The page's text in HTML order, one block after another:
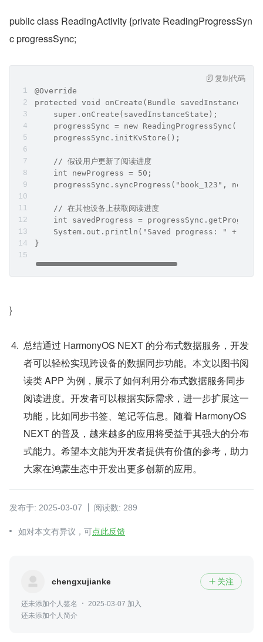
public class ReadingActivity {private ReadingProgressSyn
c progressSync;
@Override
protected void onCreate(Bundle
    super.onCreate(savedInstanceState);
    progressSync = new ReadingProgressSync();
    progressSync.initKvStore();
    // 假设用户更新了阅读进度
    int newProgress = 50;
progressSync.syncProgress("book_123",
    // 在其他设备上获取阅读进度
int savedProgress =
System.out.println("Saved progress: " +
}
复制代码
}
总结通过 HarmonyOS NEXT 的分布式数据服务，开发
者可以轻松实现跨设备的数据同步功能。本文以图书阅
读类 APP 为例，展示了如何利用分布式数据服务同步
阅读进度。开发者可以根据实际需求，进一步扩展这一
功能，比如同步书签、笔记等信息。随着 HarmonyOS
NEXT 的普及，越来越多的应用将受益于其强大的分布
式能力。希望本文能为开发者提供有价值的参考，助力
大家在鸿蒙生态中开发出更多创新的应用。
发布于: 2025-03-07 阅读数: 289
如对本文有异议，可点此反馈
chengxujianke  关注
还未添加个人签名
2025-03-07 加入
还未添加个人简介